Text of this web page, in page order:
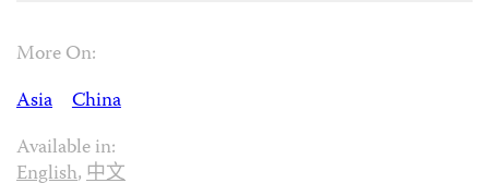
More On:
Asia
China
Available in:
English,中文